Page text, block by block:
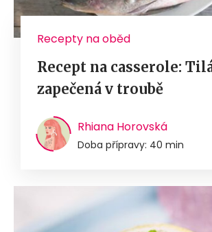
Recepty na oběd
Recept na casserole:
zapečená v troubě
Rhiana Horovská
Doba přípravy: 40 min